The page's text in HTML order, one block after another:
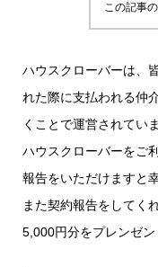
この記事
ハウスクローバーは、
れた際に支払われる仲
くことで運営されていま
ハウスクローバーをご
報告をいただけますと
また契約報告をしてく
5,000円分をプレンゼン